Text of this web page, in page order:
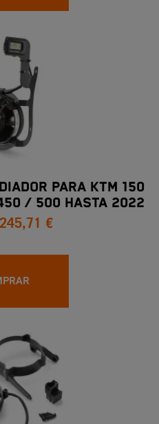
PARA KTM 150
/ 500 HASTA 2022
245,71 €